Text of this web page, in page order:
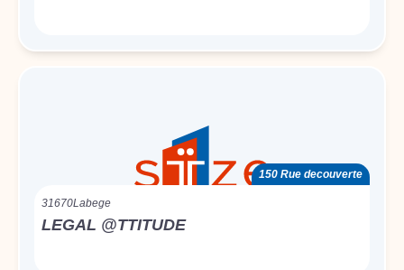
150 Rue decouverte
31670Labege
LEGAL @TTITUDE